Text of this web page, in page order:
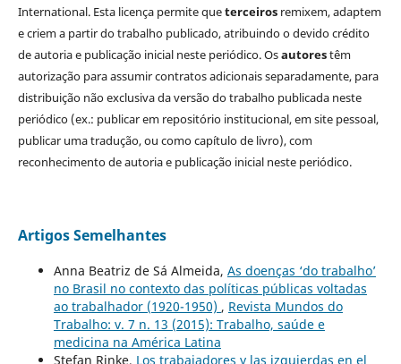
International. Esta licença permite queterceirosremixem, adaptem
e criem a partir do trabalho publicado, atribuindo o devido crédito
de autoria e publicação inicial neste periódico. Osautorestêm
autorização para assumir contratos adicionais separadamente, para
distribuição não exclusiva da versão do trabalho publicada neste
periódico (ex.: publicar em repositório institucional, em site pessoal,
publicar uma tradução, ou como capítulo de livro), com
reconhecimento de autoria e publicação inicial neste periódico.
Artigos Semelhantes
Anna Beatriz de Sá Almeida, As doenças ‘do trabalho’
no Brasil no contexto das políticas públicas voltadas
ao trabalhador (1920-1950) , Revista Mundos do
Trabalho: v. 7 n. 13 (2015): Trabalho, saúde e
medicina na América Latina
Stefan Rinke, Los trabajadores y las izquierdas en el